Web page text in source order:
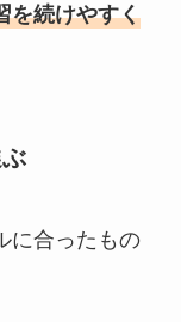
を続けやすく
に合ったもの